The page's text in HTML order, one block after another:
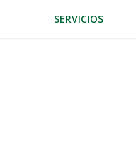
SERVICIOS